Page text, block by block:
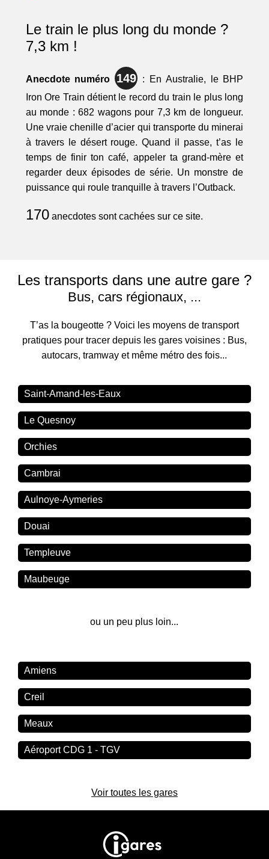
Le train le plus long du monde ?
7,3 km !
Anecdote numéro 149
: En Australie, le BHP
Iron Ore Train détient le record du train le plus long
au monde : 682 wagons pour 7,3 km de longueur.
Une vraie chenille d’acier qui transporte du minerai
à travers le désert rouge. Quand il passe, t’as le
temps de finir ton café, appeler ta grand-mère et
regarder deux épisodes de série. Un monstre de
puissance qui roule tranquille à travers l’Outback.
170anecdotes sont cachées sur ce site.
Les transports dans une autre gare ?
Bus, cars régionaux, ...
T’as la bougeotte ? Voici les moyens de transport
pratiques pour tracer depuis les gares voisines : Bus,
autocars, tramway et même métro des fois...
Saint-Amand-les-Eaux
Le Quesnoy
Orchies
Cambrai
Aulnoye-Aymeries
Douai
Templeuve
Maubeuge
ou un peu plus loin...
Amiens
Creil
Meaux
Aéroport CDG 1 - TGV
Voir toutes les gares